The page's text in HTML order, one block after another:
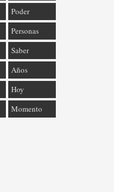
Poder
Personas
Saber
Años
Hoy
Momento